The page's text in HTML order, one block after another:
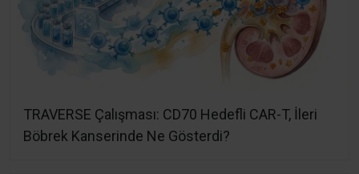
TRAVERSE Çalışması: CD70 Hedefli CAR-T, İleri
Böbrek Kanserinde Ne Gösterdi?